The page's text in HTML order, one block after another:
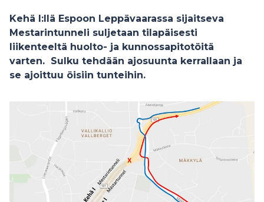
Kehä I:llä Espoon Leppävaarassa sijaitseva
Mestarintunneli suljetaan tilapäisesti
liikenteeltä huolto- ja kunnossapitotöitä
varten. Sulku tehdään ajosuunta kerrallaan ja
se ajoittuu öisiin tunteihin.